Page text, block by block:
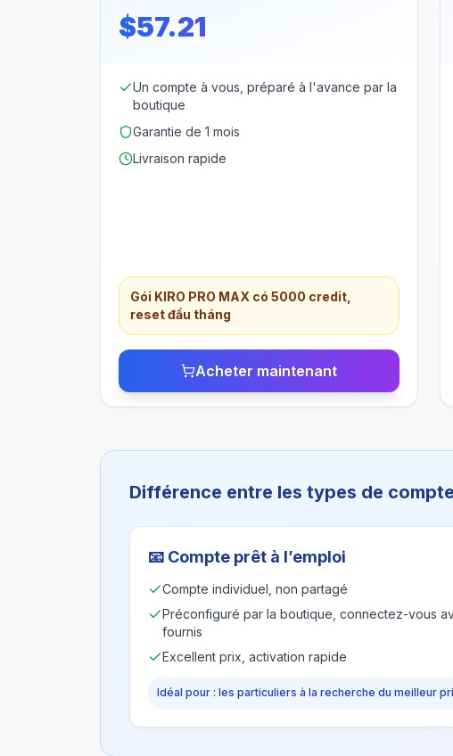
$57.21
Un compte à vous, préparé à l'avance par la
boutique
Garantie de 1 mois
Livraison rapide
Gói KIRO PRO MAX có 5000 credit,
reset đầu tháng
Acheter maintenant
Différence entre les types de
📧 Compte prêt à l’emploi
Compte individuel, non partagé
Préconfiguré par la boutique, connectez-vous
fournis
Excellent prix, activation rapide
Idéal pour : les particuliers à la recherche du meilleur